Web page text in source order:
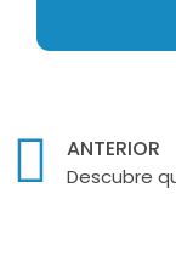
ANTERIOR